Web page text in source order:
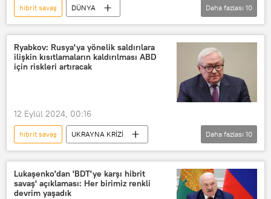
hibrit savaş
DÜNYA
Irakli Kobahidze
Gürcistan
Parlamento seçimleri
Dış müdahale
Avrupa Birliği
ABD
Gürcü Rüyası
Daha fazlası 10
Ryabkov: Rusya'ya yönelik saldırılara
ilişkin kısıtlamaların kaldırılması ABD
için riskleri artıracak
12 Eylül 2024, 00:16
hibrit savaş
UKRAYNA KRİZİ
Sergey Ryabkov
Washington
Ukrayna ordusu
Saldırı
Rusya
Kiev
ABD
Daha fazlası 10
Lukaşenko'dan 'BDT'ye karşı hibrit
savaş' açıklaması: Her birimiz renkli
devrim yaşadık